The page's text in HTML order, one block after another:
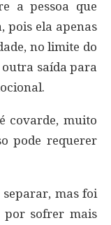
a pessoa que
pois ela apenas
no limite do
outra saída para
covarde, muito
pode requerer
mas foi
por sofrer mais